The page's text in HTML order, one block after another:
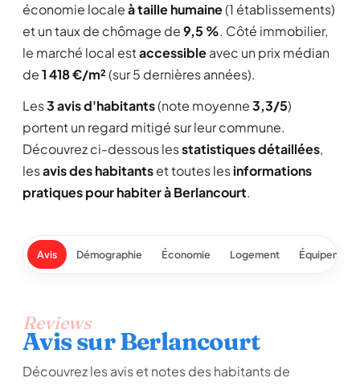
économie localeà taille humaine(1 établissements)
et un taux de chômage de9,5 %. Côté immobilier,
le marché local estaccessibleavec un prix médian
de1 418 €/m²(sur 5 dernières années).
Les3 avis d'habitants(note moyenne3,3/5)
portent un regard mitigé sur leur commune.
Découvrez ci-dessous lesstatistiques détaillées,
lesavis des habitantset toutes lesinformations
pratiques pour habiter à Berlancourt.
Avis Démographie Économie Logement
Reviews
Avis sur Berlancourt
Découvrez les avis et notes des habitants de